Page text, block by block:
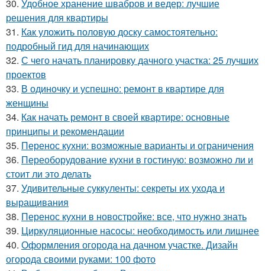
30. Удобное хранение швабров и ведер: лучшие
решения для квартиры
31. Как уложить половую доску самостоятельно:
подробный гид для начинающих
32. С чего начать планировку дачного участка: 25 лучших
проектов
33. В одиночку и успешно: ремонт в квартире для
женщины
34. Как начать ремонт в своей квартире: основные
принципы и рекомендации
35. Перенос кухни: возможные варианты и ограничения
36. Переоборудование кухни в гостиную: возможно ли и
стоит ли это делать
37. Удивительные суккуленты: секреты их ухода и
выращивания
38. Перенос кухни в новостройке: все, что нужно знать
39. Циркуляционные насосы: необходимость или лишнее
40. Оформления огорода на дачном участке. Дизайн
огорода своими руками: 100 фото